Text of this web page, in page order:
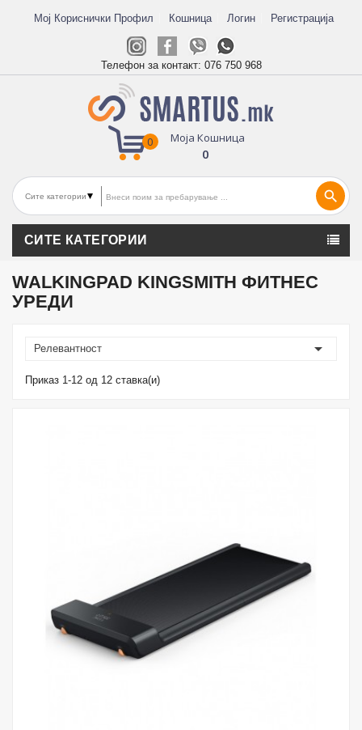
Мој Кориснички Профил Кошница Логин Регистрација
Телефон за контакт: 076 750 968
Моја Кошница
0
0
search
СИТЕ КАТЕГОРИИ
WALKINGPAD KINGSMITH ФИТНЕС
УРЕДИ
Релевантност 
Приказ 1-12 од 12 ставка(и)